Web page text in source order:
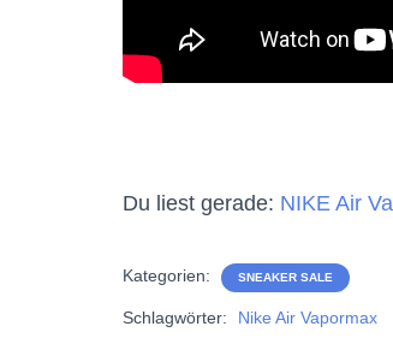
Du liest gerade: NIKE Air
Kategorien: SNEAKER SALE
Schlagwörter: Nike Air Vapormax